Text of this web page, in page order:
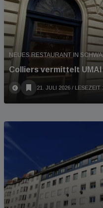
NEUES RESTAURANT IN
Colliers vermittelt UMAI
21. JULI 2026 / LESEZEIT